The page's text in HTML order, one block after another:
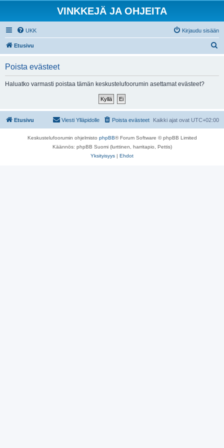
VINKKEJÄ JA OHJEITA
UKK Kirjaudu sisään
Etusivu
Poista evästeet
Haluatko varmasti poistaa tämän keskustelufoorumin asettamat evästeet?
Etusivu Kaikki ajat ovat UTC+02:00
Poista evästeet
Viesti Ylläpidolle
Keskustelufoorumin ohjelmisto phpBB® Forum Software © phpBB Limited
Käännös: phpBB Suomi (lurttinen, harritapio, Pettis)
Yksityisyys | Ehdot